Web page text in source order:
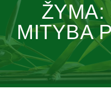
ŽYMA:
MITYBA